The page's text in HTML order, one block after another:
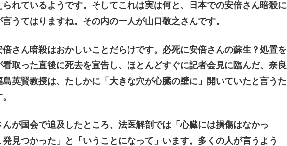
れているようです。そしてこれは実は何と、日本での安倍さん暗殺に
うてはりますね。その内の一人が山口敬之さんです。
さん暗殺はおかしいことだらけです。必死に安倍さんの蘇生？処置を
取った直後に死去を宣告し、ほとんどすぐに記者会見に臨んだ、奈良
英賢教授は、たしかに「大きな穴が心臓の壁に」開いていたと言うた
が国会で追及したところ、法医解剖では「心臓には損傷はなかっ
見つかった」と「いうことになって」います。多くの人が言うよう